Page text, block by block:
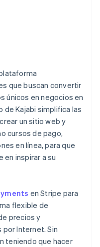
que buscan convertir
únicos en negocios en
de Kajabi simplifica las
un sitio web y
cursos de pago,
en línea, para que
en inspirar a su
en Stripe para
flexible de
precios y
Internet. Sin
teniendo que hacer